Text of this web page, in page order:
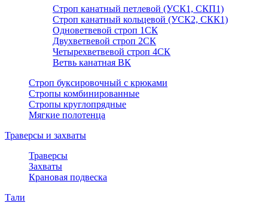
Строп канатный петлевой (УСК1, СКП1)
Строп канатный кольцевой (УСК2, СКК1)
Одноветвевой строп 1СК
Двухветвевой строп 2СК
Четырехветвевой строп 4СК
Ветвь канатная ВК
Строп буксировочный с крюками
Стропы комбинированные
Стропы круглопрядные
Мягкие полотенца
Траверсы и захваты
Траверсы
Захваты
Крановая подвеска
Тали